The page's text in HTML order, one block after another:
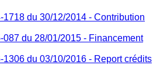
1718 du 30/12/2014 - Contribution
087 du 28/01/2015 - Financement
1306 du 03/10/2016 - Report crédits